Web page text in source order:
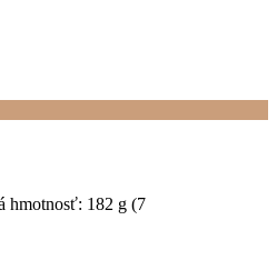
hmotnosť: 182 g (7